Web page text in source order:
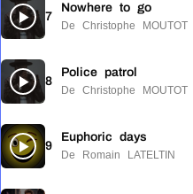
7
Nowhere to go
De Christophe MOUTOT
8
Police patrol
De Christophe MOUTOT
9
Euphoric days
De Romain LATELTIN